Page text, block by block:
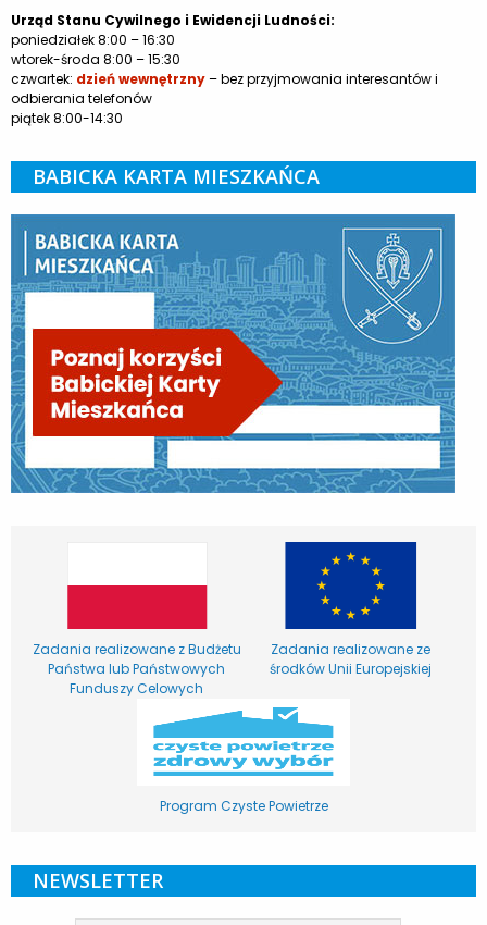
Urząd Stanu Cywilnego i Ewidencji Ludności:
poniedziałek 8:00 – 16:30
wtorek-środa 8:00 – 15:30
czwartek: dzień wewnętrzny– bez przyjmowania interesantów i
odbierania telefonów
piątek 8:00-14:30
BABICKA KARTA MIESZKAŃCA
Zadania realizowane z Budżetu
Państwa lub Państwowych
Funduszy Celowych
Zadania realizowane ze
środków Unii Europejskiej
Program Czyste Powietrze
NEWSLETTER